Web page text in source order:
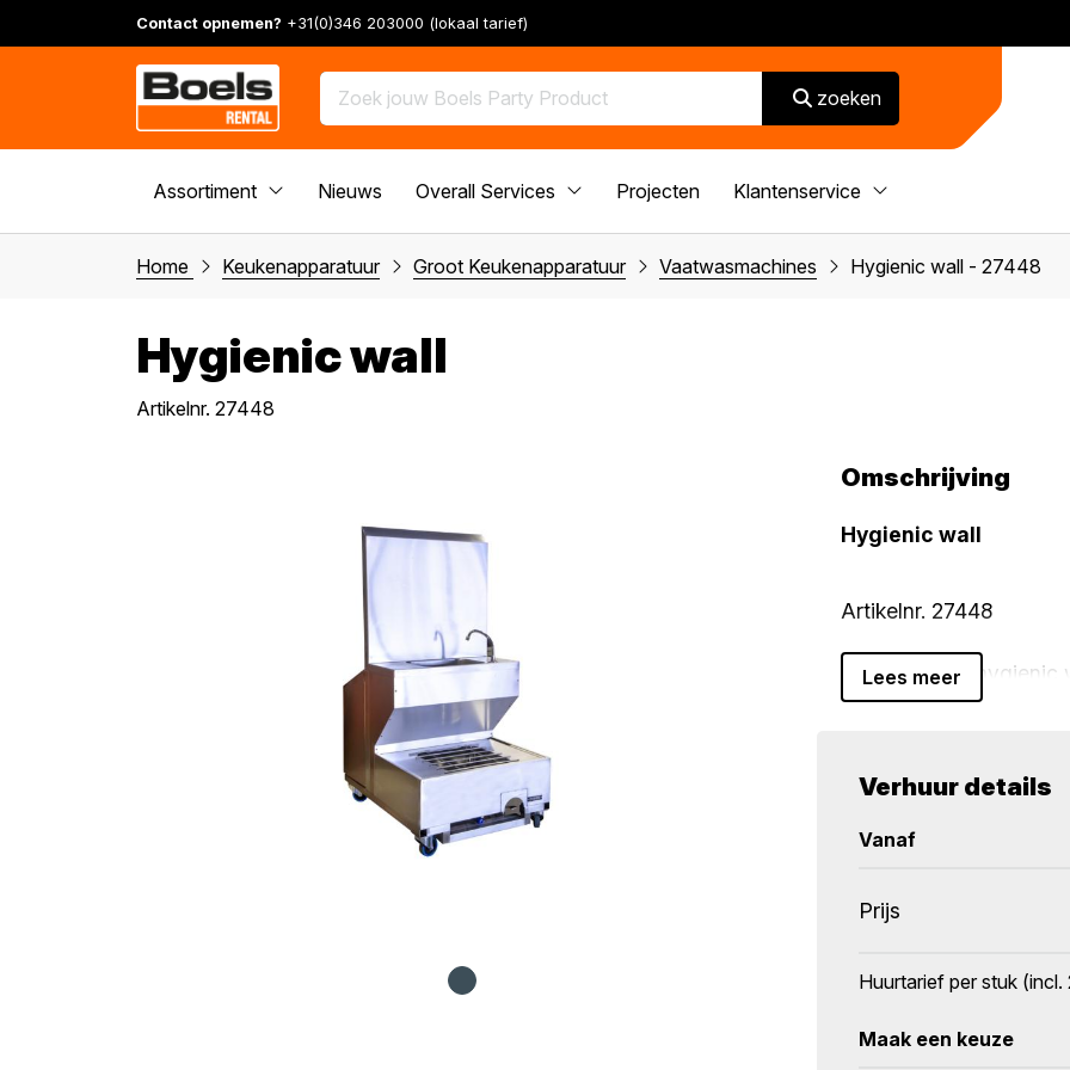
Contact opnemen? +31(0)346 203000 (lokaal tarief)
zoeken
Assortiment Nieuws Overall Services Projecten Klantenservice
Home Keukenapparatuur Groot Keukenapparatuur Vaatwasmachines Hygienic wall - 27448
Hygienic wall
Artikelnr. 27448
Omschrijving
Hygienic wall
Artikelnr. 27448
Professionele
2,3 kW).
Afmetingen: 81 × 103
Geschikt voor
Lees meer
Verhuur details
Vanaf
Prijs
Huurtarief per stuk (incl.
Maak een keuze